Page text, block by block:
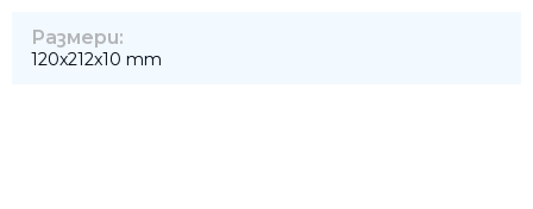
Размери:
120x212x10 mm